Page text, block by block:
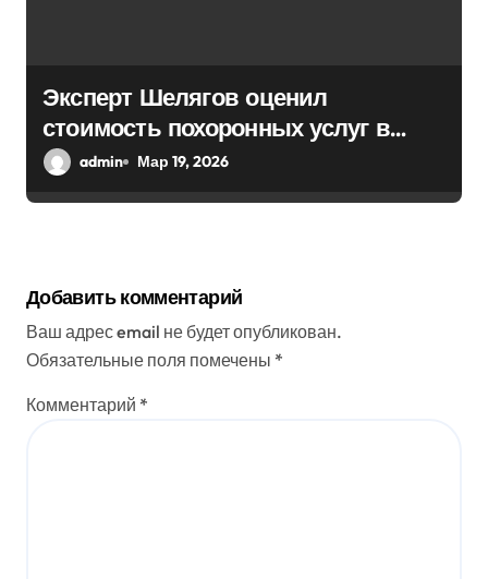
Эксперт Шелягов оценил
стоимость похоронных услуг в
России
admin Мар 19, 2026
Добавить комментарий
Ваш адрес email не будет опубликован.
Обязательные поля помечены *
Комментарий *